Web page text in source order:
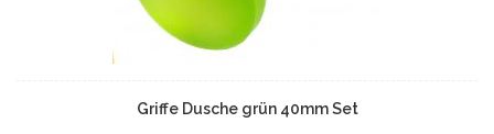
Griffe Dusche grün 40mm Set